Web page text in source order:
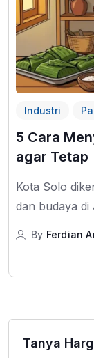
Industri
5 Cara
agar Tetap
Kota Solo
dan budaya di
By Ferdian
Tanya